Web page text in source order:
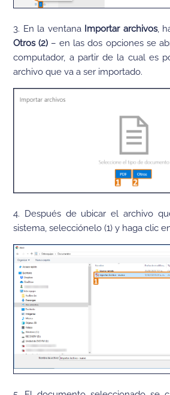
3. En la ventana Importar archivos,
Otros (2) – en las dos opciones se
computador, a partir de la cual es
archivo que va a ser importado.
4. Después de ubicar el archivo
sistema, selecciónelo (1) y haga clic